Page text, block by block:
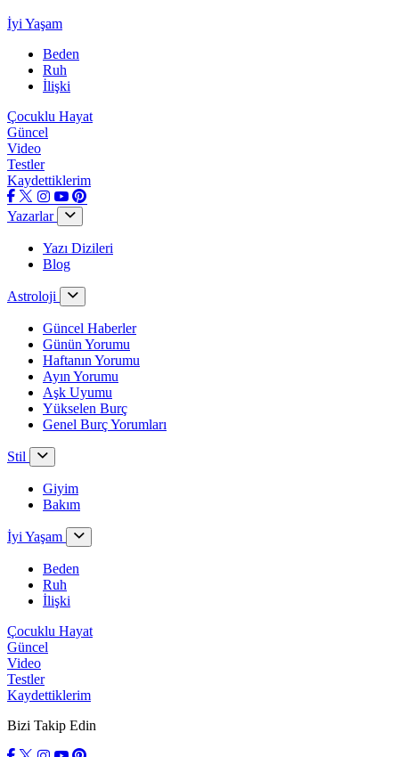
İyi Yaşam
Beden
Ruh
İlişki
Çocuklu Hayat
Güncel
Video
Testler
Kaydettiklerim
Yazarlar
Yazı Dizileri
Blog
Astroloji
Güncel Haberler
Günün Yorumu
Haftanın Yorumu
Ayın Yorumu
Aşk Uyumu
Yükselen Burç
Genel Burç Yorumları
Stil
Giyim
Bakım
İyi Yaşam
Beden
Ruh
İlişki
Çocuklu Hayat
Güncel
Video
Testler
Kaydettiklerim
Bizi Takip Edin